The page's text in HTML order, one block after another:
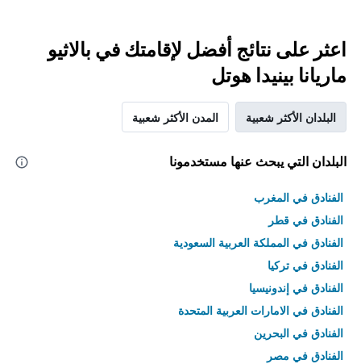
اعثر على نتائج أفضل لإقامتك في بالاثيو
ماريانا بينيدا هوتل
البلدان الأكثر شعبية المدن الأكثر شعبية
البلدان التي يبحث عنها مستخدمونا
الفنادق في المغرب
الفنادق في قطر
الفنادق في المملكة العربية السعودية
الفنادق في تركيا
الفنادق في إندونيسيا
الفنادق في الامارات العربية المتحدة
الفنادق في البحرين
الفنادق في مصر